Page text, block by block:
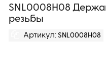
SNL0008H08
резьбы
Артикул: SNL0008H08